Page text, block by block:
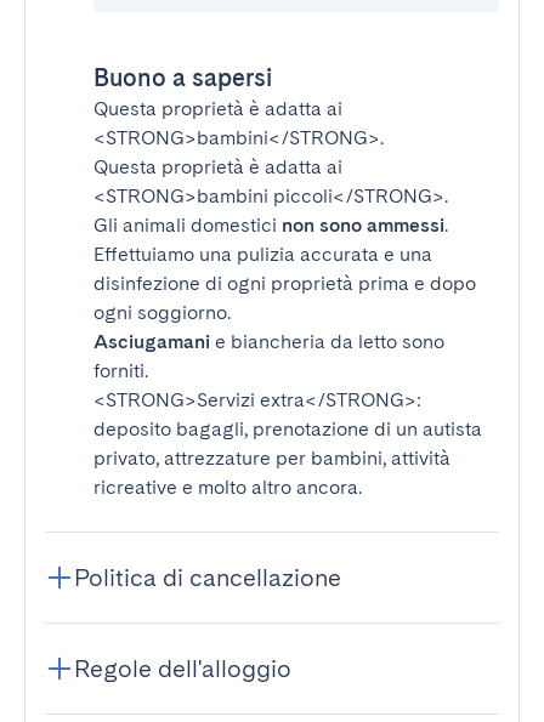
Buono a sapersi
Questa proprietà è adatta ai
<STRONG>bambini</STRONG>.
Questa proprietà è adatta ai
<STRONG>bambini piccoli</STRONG>.
Gli animali domestici non sono ammessi.
Effettuiamo una pulizia accurata e una
disinfezione di ogni proprietà prima e dopo
ogni soggiorno.
Asciugamani e biancheria da letto sono
forniti.
<STRONG>Servizi extra</STRONG>:
deposito bagagli, prenotazione di un autista
privato, attrezzature per bambini, attività
ricreative e molto altro ancora.
Politica di cancellazione
Regole dell'alloggio